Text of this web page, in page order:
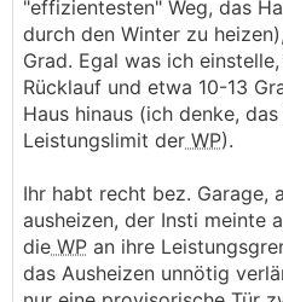
"effizientesten" Weg, das
durch den Winter zu
Grad. Egal was ich
Rücklauf und etwa 10-13
Haus hinaus (ich denke,
Leistungslimit der WP).
Ihr habt recht bez. Garage,
ausheizen, der Insti meinte
die WP an ihre
das Ausheizen unnötig